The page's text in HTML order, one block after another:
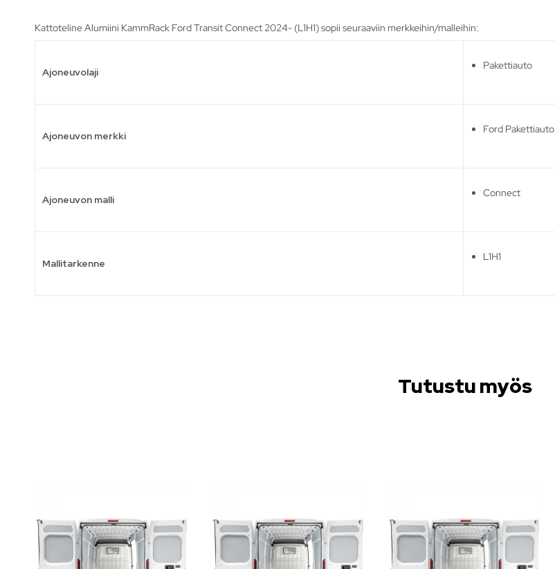
Kattoteline Alumiini KammRack Ford Transit Connect 2024- (L1H1) sopii seuraaviin merkkeihin/malleihin:
Ajoneuvolaji
Pakettiauto
Ajoneuvon merkki
Ford Pakettiauto
Ajoneuvon malli
Connect
Mallitarkenne
L1H1
Tutustu myös